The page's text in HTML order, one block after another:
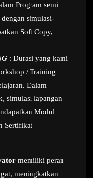
Program semi
simulasi-
Soft Copy,
: Durasi yang kami
/ Training
Dalam
simulasi lapangan
Modul
Sertifikat
memiliki peran
meningkatkan